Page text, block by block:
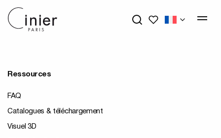
Mes favoris
Ressources
FAQ
Catalogues & téléchargement
Visuel 3D